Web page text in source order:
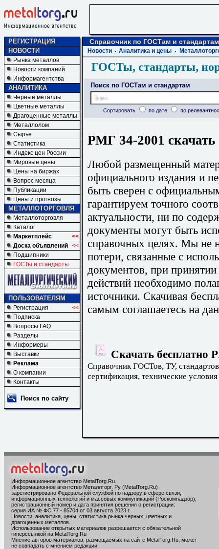
РЕГИСТРАЦИЯ
НОВОСТИ
Рынка металлов
Новости компаний
Информагентства
АНАЛИТИКА
Черные металлы
Цветные металлы
Драгоценные металлы
Металлолом
Сырье
Статистика
Индекс цен России
Мировые цены
Цены на биржах
Вопрос месяца
Публикации
Цены и прогнозы
МЕТАЛЛОТОРГОВЛЯ
Металлоторговля
Каталог
Маркетплейс
<<
Доска объявлений <<
Подшипники
ГОСТы и стандарты
ПОЛЬЗОВАТЕЛЯМ
Регистрация
<<
Подписка
Вопросы FAQ
Разделы
Информеры
Выставки
Реклама
О компании
Контакты
Поиск по сайту
Справочник по ГОСТам и стандартам
Новости Аналитика и цены
ГОСТы, стандарты,
Поиск по ГОСТам и стандартам
Сортировать по дате по
РМГ 34-2001 скачать
Любой размещенный
официального издания и
быть сверен с
гарантируем точного
актуальности, ни по
документы могут быть
справочных целях. Мы не
потери, связанные с
документов, при
действий необходимо
источники. Скачивая
самым соглашаетесь на
Скачать бесплатно
Справочник ГОСТов, ТУ,
сертификация, технические условия
Информационное агентство MetalTorg.Ru
Информационное агентство Металлторг. Ру (MetalTorg.Ru)
зарегистрировано Федеральной службой по надзору в сфере связи,
информационных технологий и массовых коммуникаций (Роскомнадзор),
регистрационный номер и дата принятия решения о регистрации:
серия ИА № ФС 77 - 85704 от 03 августа 2023 г.
Новости, аналитика, цены, статистика рынка черных, цветных и
драгоценных металлов.
Использование открытых материалов разрешается с обязательной
гиперссылкой на MetalTorg.Ru
Мнение авторов материалов, размещаемых на сайте MetalTorg.Ru, может
не совпадать с мнением редакции.